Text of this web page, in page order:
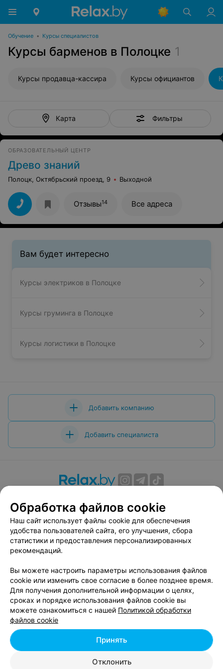
Обучение • Курсы специалистов
Курсы барменов в Полоцке 1
Курсы продавца-кассира Курсы официантов
Карта Фильтры
ОБРАЗОВАТЕЛЬНЫЙ ЦЕНТР
Древо знаний
Полоцк, Октябрьский проезд, 9 Выходной
Отзывы14 Все адреса
Вам будет интересно
Курсы электриков в Полоцке
Курсы груминга в Полоцке
Курсы логистики в Полоцке
Добавить компанию
Добавить специалиста
Вакансии
Публичный договор
Способы оплаты
Публичный договор по использованию сервиса
«Афиша»
Пользовательское соглашение
Связаться по вопросам сотрудничества
Написать руководителю relax.by
Персональные настройки cookie
Обработка персональных данных
| 220012, Республика Беларусь, г. Минск,
Обработка файлов cookie
Наш сайт использует файлы cookie для обеспечения
удобства пользователей сайта, его улучшения, сбора
статистики и предоставления персонализированных
рекомендаций.
Вы можете настроить параметры использования файлов
cookie или изменить свое согласие в более позднее время.
Для получения дополнительной информации о целях,
сроках и порядке использования файлов cookie вы
можете ознакомиться с нашей Политикой обработки
файлов cookie
Отклонить
Принять